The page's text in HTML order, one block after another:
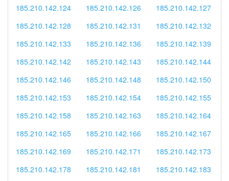
185.210.142.124
185.210.142.126
185.210.142.127
185.210.142.128
185.210.142.131
185.210.142.132
185.210.142.133
185.210.142.136
185.210.142.139
185.210.142.142
185.210.142.143
185.210.142.144
185.210.142.146
185.210.142.148
185.210.142.150
185.210.142.153
185.210.142.154
185.210.142.155
185.210.142.158
185.210.142.163
185.210.142.164
185.210.142.165
185.210.142.166
185.210.142.167
185.210.142.169
185.210.142.171
185.210.142.173
185.210.142.178
185.210.142.181
185.210.142.183